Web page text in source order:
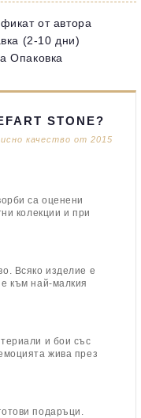
от автора
(2-10 дни)
Опаковка
STONE?
качество от 2015
са оценени
колекции и при
Всяко изделие е
към най-малкия
и бои със
жива през
подаръци.